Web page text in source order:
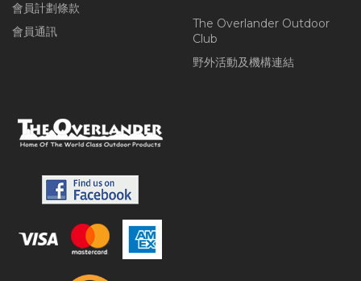
會員計劃條款
會員通訊
The Overlander Outdoor
Club
野外活動及機構連結